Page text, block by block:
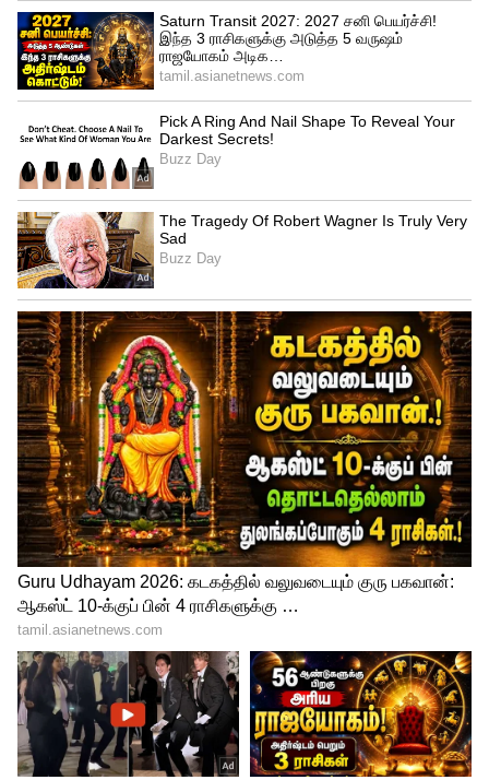
உணவு வகைகள் வழங்க இருக்கின்றனர்.
மேலும், பாகிஸ்தான் வீரர்களுக்கு
வெஜிடபிள் புலாவ், பிரியாணி கிடைக்கும்
வகையிலும் ஏற்பாடுகள்
செய்யப்பட்டுள்ளதாக கூறப்படுகிறது.
இந்தியாவின் ஹீரோக்கள்
ஒன்றிணைந்த தருணம்! காணொளி
காட்சியில் நிகழ்ந்த அபூர்வமான சந்திப்பு!